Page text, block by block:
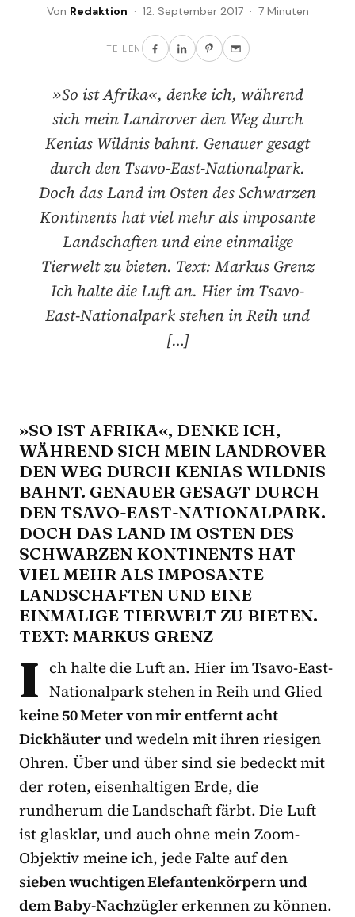
Von Redaktion · 12. September 2017 · 7 Minuten
TEILEN
»So ist Afrika«, denke ich, während
sich mein Landrover den Weg durch
Kenias Wildnis bahnt. Genauer gesagt
durch den Tsavo-East-Nationalpark.
Doch das Land im Osten des Schwarzen
Kontinents hat viel mehr als imposante
Landschaften und eine einmalige
Tierwelt zu bieten. Text: Markus Grenz
Ich halte die Luft an. Hier im Tsavo-
East-Nationalpark stehen in Reih und
[…]
»SO IST AFRIKA«, DENKE ICH,
WÄHREND SICH MEIN LANDROVER
DEN WEG DURCH KENIAS WILDNIS
BAHNT. GENAUER GESAGT DURCH
DEN TSAVO-EAST-NATIONALPARK.
DOCH DAS LAND IM OSTEN DES
SCHWARZEN KONTINENTS HAT
VIEL MEHR ALS IMPOSANTE
LANDSCHAFTEN UND EINE
EINMALIGE TIERWELT ZU BIETEN.
TEXT: MARKUS GRENZ
I ch halte die Luft an. Hier im Tsavo-East-
Nationalpark stehen in Reih und Glied
keine 50 Meter von mir entfernt acht
Dickhäuterund wedeln mit ihren riesigen
Ohren. Über und über sind sie bedeckt mit
der roten, eisenhaltigen Erde, die
rundherum die Landschaft färbt. Die Luft
ist glasklar, und auch ohne mein Zoom-
Objektiv meine ich, jede Falte auf den
sieben wuchtigen Elefantenkörpern und
dem Baby-Nachzüglererkennen zu können.